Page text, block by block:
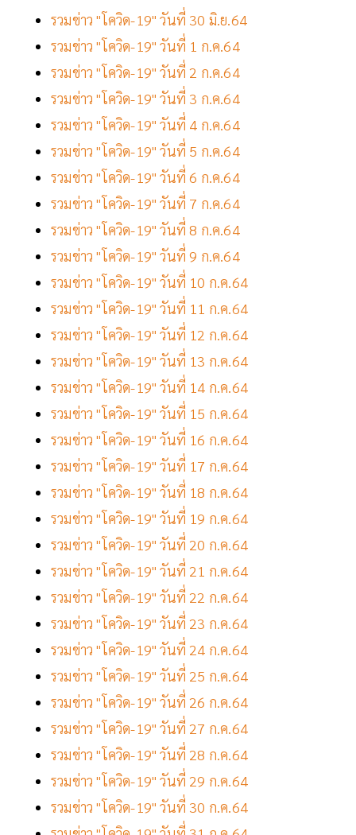
รวมข่าว "โควิด-19" วันที่ 30 มิ.ย.64
รวมข่าว "โควิด-19" วันที่ 1 ก.ค.64
รวมข่าว "โควิด-19" วันที่ 2 ก.ค.64
รวมข่าว "โควิด-19" วันที่ 3 ก.ค.64
รวมข่าว "โควิด-19" วันที่ 4 ก.ค.64
รวมข่าว "โควิด-19" วันที่ 5 ก.ค.64
รวมข่าว "โควิด-19" วันที่ 6 ก.ค.64
รวมข่าว "โควิด-19" วันที่ 7 ก.ค.64
รวมข่าว "โควิด-19" วันที่ 8 ก.ค.64
รวมข่าว "โควิด-19" วันที่ 9 ก.ค.64
รวมข่าว "โควิด-19" วันที่ 10 ก.ค.64
รวมข่าว "โควิด-19" วันที่ 11 ก.ค.64
รวมข่าว "โควิด-19" วันที่ 12 ก.ค.64
รวมข่าว "โควิด-19" วันที่ 13 ก.ค.64
รวมข่าว "โควิด-19" วันที่ 14 ก.ค.64
รวมข่าว "โควิด-19" วันที่ 15 ก.ค.64
รวมข่าว "โควิด-19" วันที่ 16 ก.ค.64
รวมข่าว "โควิด-19" วันที่ 17 ก.ค.64
รวมข่าว "โควิด-19" วันที่ 18 ก.ค.64
รวมข่าว "โควิด-19" วันที่ 19 ก.ค.64
รวมข่าว "โควิด-19" วันที่ 20 ก.ค.64
รวมข่าว "โควิด-19" วันที่ 21 ก.ค.64
รวมข่าว "โควิด-19" วันที่ 22 ก.ค.64
รวมข่าว "โควิด-19" วันที่ 23 ก.ค.64
รวมข่าว "โควิด-19" วันที่ 24 ก.ค.64
รวมข่าว "โควิด-19" วันที่ 25 ก.ค.64
รวมข่าว "โควิด-19" วันที่ 26 ก.ค.64
รวมข่าว "โควิด-19" วันที่ 27 ก.ค.64
รวมข่าว "โควิด-19" วันที่ 28 ก.ค.64
รวมข่าว "โควิด-19" วันที่ 29 ก.ค.64
รวมข่าว "โควิด-19" วันที่ 30 ก.ค.64